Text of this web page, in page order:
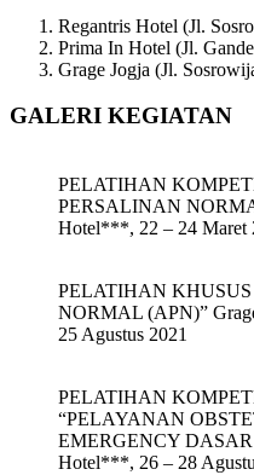
Regantris Hotel (Jl.
Prima In Hotel (Jl.
Grage Jogja (Jl.
GALERI KEGIATAN
PELATIHAN
PERSALINAN
Hotel***, 22 – 24 Maret
PELATIHAN
NORMAL (APN)”
25 Agustus 2021
PELATIHAN
“PELAYANAN
EMERGENCY DASAR
Hotel***, 26 – 28